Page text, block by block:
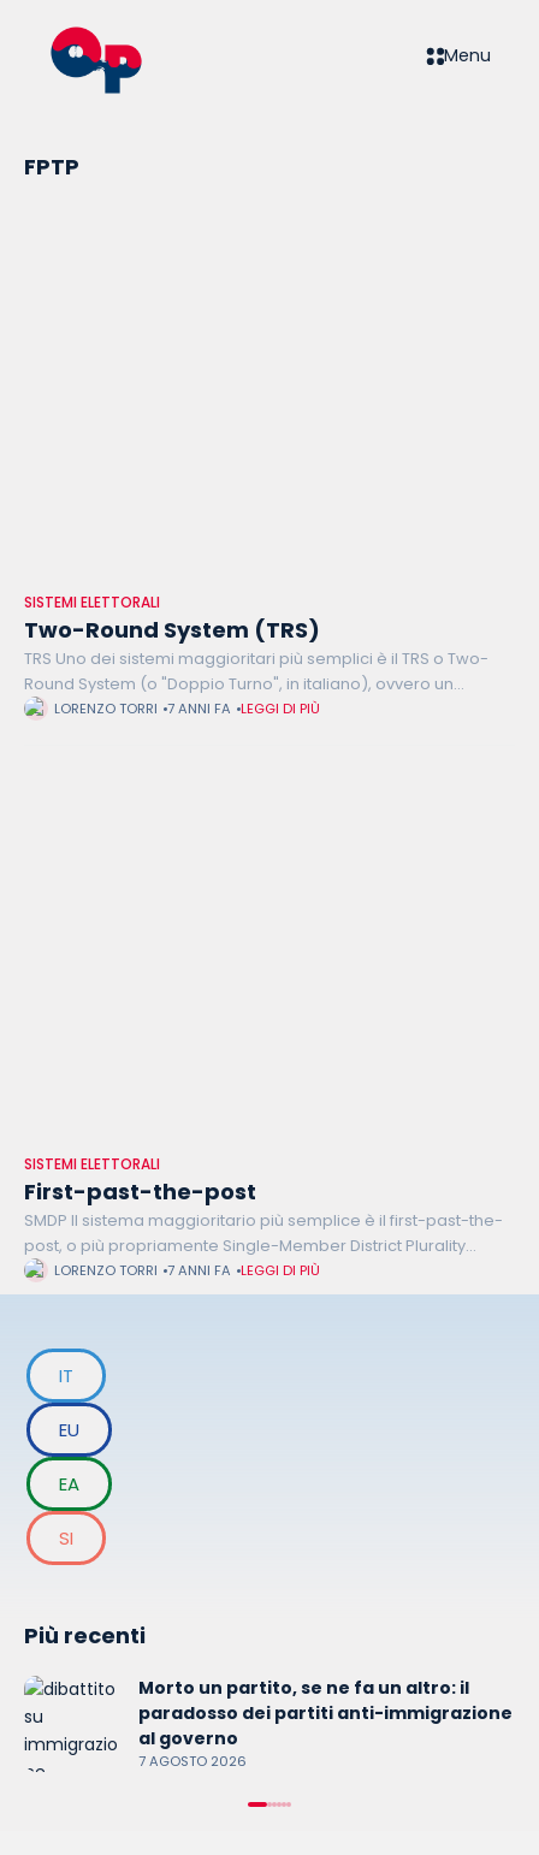
Menu
FPTP
SISTEMI ELETTORALI
Two-Round System (TRS)
TRS Uno dei sistemi maggioritari più semplici è il TRS o Two-
Round System (o "Doppio Turno", in italiano), ovvero un
sistema che, come dice il nome stesso, prevede un'elezione
LORENZO TORRI 7 ANNI FA LEGGI DI PIÙ
SISTEMI ELETTORALI
First-past-the-post
SMDP Il sistema maggioritario più semplice è il first-past-the-
post, o più propriamente Single-Member District Plurality
(SMDP). Il candidato che ottiene più voti in un collegio viene
eletto, e funziona così
LORENZO TORRI 7 ANNI FA LEGGI DI PIÙ
IT
EU
EA
SI
Più recenti
Morto un partito, se ne fa un altro: il
paradosso dei partiti anti-immigrazione
al governo
7 AGOSTO 2026